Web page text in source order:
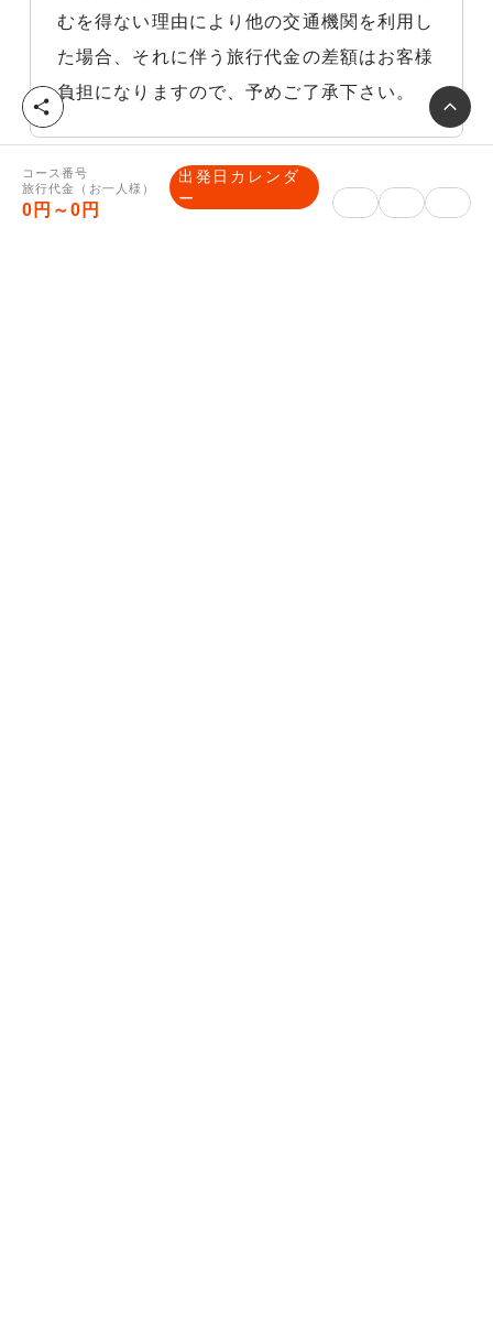
むを得ない理由により他の交通機関を利用し
た場合、それに伴う旅行代金の差額はお客様
負担になりますので、予めご了承下さい。
その他ご案内
コース番号
旅行代金（お一人様）
0円～0円
出発日カレンダ
ー
シ
ェ
ア